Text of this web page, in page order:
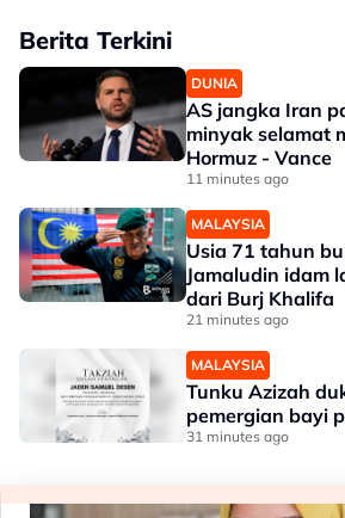
Berita Terkini
DUNIA
AS jangka Iran
minyak selamat
Hormuz - Vance
11 minutes ago
MALAYSIA
Usia 71 tahun
Jamaludin idam
dari Burj Khalifa
21 minutes ago
MALAYSIA
Tunku Azizah
pemergian bayi
31 minutes ago